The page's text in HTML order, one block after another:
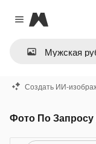
Close menu
Magnific
Создать ИИ-
Фото По